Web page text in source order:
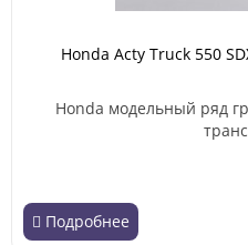
Honda Acty Truck 550
Honda модельный ряд
Подробнее